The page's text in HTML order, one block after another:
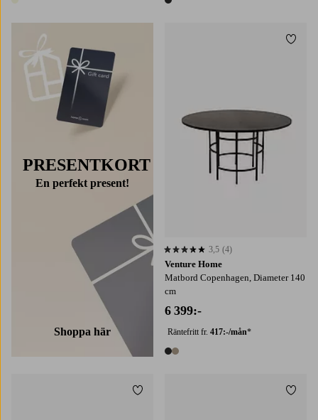
1 färg
PRESENTKORT
En perfekt present!
Shoppa här
Venture Home
Matbord Copenhagen, Diameter 140
cm
6 399:-
Räntefritt fr. 417:-/mån*
2 färger
3,5 baserat på 4 st betyg
3,5 (4)
Lägg till i favoriter